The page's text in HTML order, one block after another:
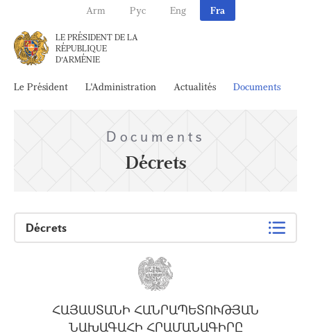
Arm Рус Eng Fra
LE PRÉSIDENT DE LA
RÉPUBLIQUE
D'ARMÉNIE
Le Président L'Administration Actualités Documents
Documents
Décrets
Décrets
ՀԱՅԱՍՏԱՆԻ ՀԱՆՐԱՊԵՏՈՒԹՅԱՆ
ՆԱԽԱԳԱՀԻ ՀՐԱՄԱՆԱԳԻՐԸ